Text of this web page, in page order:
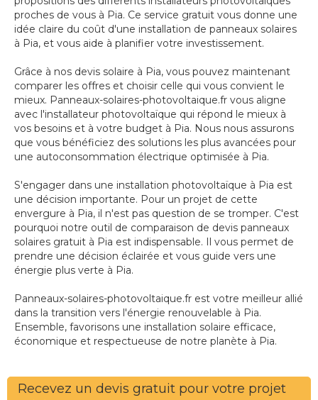
proches de vous à Pia. Ce service gratuit vous donne une
idée claire du coût d'une installation de panneaux solaires
à Pia, et vous aide à planifier votre investissement.
Grâce à nos devis solaire à Pia, vous pouvez maintenant
comparer les offres et choisir celle qui vous convient le
mieux. Panneaux-solaires-photovoltaique.fr vous aligne
avec l'installateur photovoltaïque qui répond le mieux à
vos besoins et à votre budget à Pia. Nous nous assurons
que vous bénéficiez des solutions les plus avancées pour
une autoconsommation électrique optimisée à Pia.
S'engager dans une installation photovoltaïque à Pia est
une décision importante. Pour un projet de cette
envergure à Pia, il n'est pas question de se tromper. C'est
pourquoi notre outil de comparaison de devis panneaux
solaires gratuit à Pia est indispensable. Il vous permet de
prendre une décision éclairée et vous guide vers une
énergie plus verte à Pia.
Panneaux-solaires-photovoltaique.fr est votre meilleur allié
dans la transition vers l'énergie renouvelable à Pia.
Ensemble, favorisons une installation solaire efficace,
économique et respectueuse de notre planète à Pia.
Recevez un devis gratuit pour votre projet